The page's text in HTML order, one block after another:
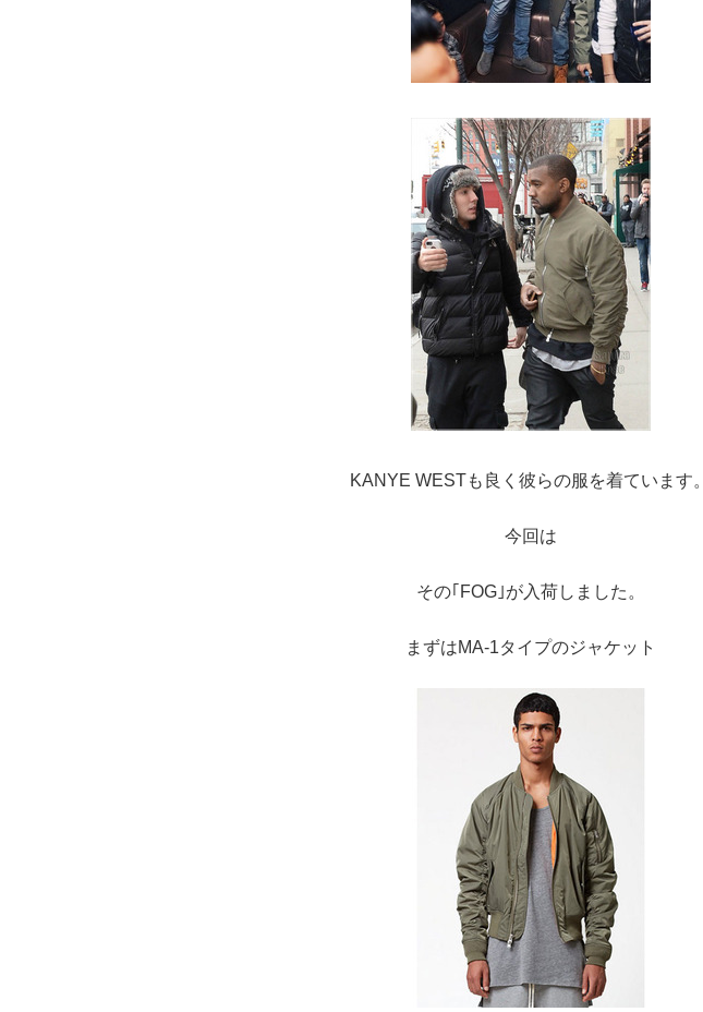
KANYE WESTも良く彼らの服を着ています。
今回は
その｢FOG｣が入荷しました。
まずはMA-1タイプのジャケット